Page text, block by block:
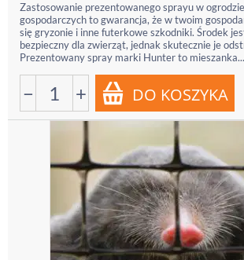
Zastosowanie prezentowanego sprayu w
gospodarczych to gwarancja, że w twoim
się gryzonie i inne futerkowe szkodniki. Środek
bezpieczny dla zwierząt, jednak skutecznie je
Prezentowany spray marki Hunter to mieszanka...
− +